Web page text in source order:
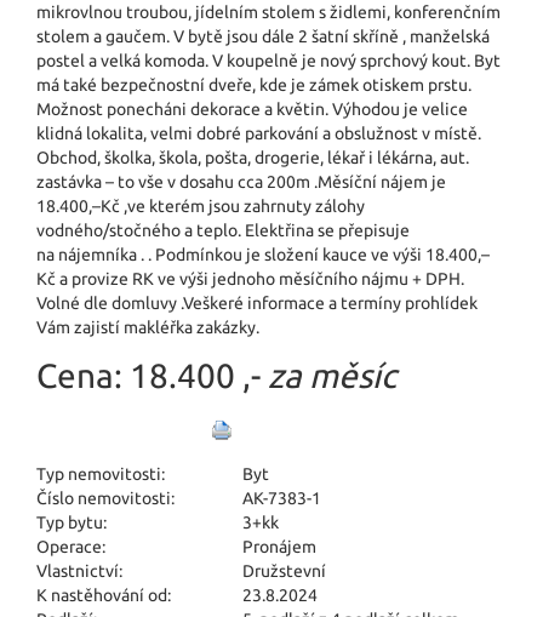
mikrovlnou troubou, jídelním stolem s židlemi, konferenčním
stolem a gaučem. V bytě jsou dále 2 šatní skříně , manželská
postel a velká komoda. V koupelně je nový sprchový kout. Byt
má také bezpečnostní dveře, kde je zámek otiskem prstu.
Možnost ponecháni dekorace a květin. Výhodou je velice
klidná lokalita, velmi dobré parkování a obslužnost v místě.
Obchod, školka, škola, pošta, drogerie, lékař i lékárna, aut.
zastávka – to vše v dosahu cca 200m .Měsíční nájem je
18.400,–Kč ,ve kterém jsou zahrnuty zálohy
vodného/stočného a teplo. Elektřina se přepisuje
na nájemníka . . Podmínkou je složení kauce ve výši 18.400,–
Kč a provize RK ve výši jednoho měsíčního nájmu + DPH.
Volné dle domluvy .Veškeré informace a termíny prohlídek
Vám zajistí makléřka zakázky.
Cena: 18.400 ,- za měsíc
Typ nemovitosti:
Byt
Číslo nemovitosti:
AK-7383-1
Typ bytu:
3+kk
Operace:
Pronájem
Vlastnictví:
Družstevní
K nastěhování od:
23.8.2024